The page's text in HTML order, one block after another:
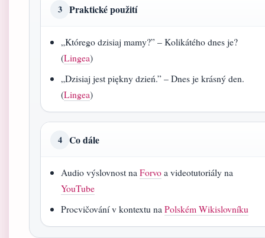
3 Praktické použití
„Którego dzisiaj mamy?” – Kolikátého dnes je?
(Lingea)
„Dzisiaj jest piękny dzień.” – Dnes je krásný den.
(Lingea)
4 Co dále
Audio výslovnost naForvoa videotutoriály na
YouTube
Procvičování v kontextu naPolském Wikislovníku